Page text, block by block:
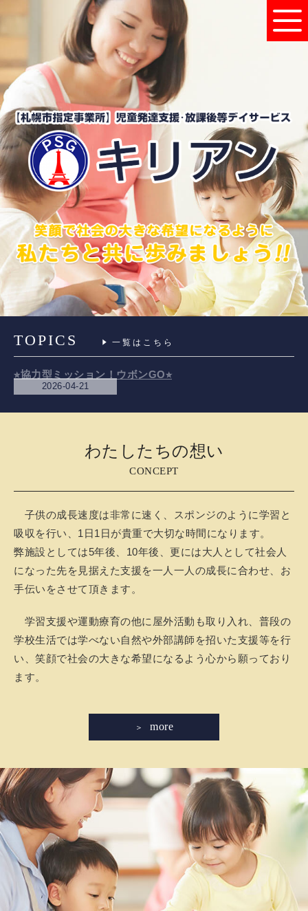
TOPICS 一覧はこちら
2026-04-21
⭐︎バレンタインチョコ作り♡今年はチョコクランチ⭐︎
わたしたちの想い
CONCEPT
子供の成長速度は非常に速く、スポンジのように学習と
吸収を行い、1日1日が貴重で大切な時間になります。
弊施設としては5年後、10年後、更には大人として社会人
になった先を見据えた支援を一人一人の成長に合わせ、お
手伝いをさせて頂きます。
学習支援や運動療育の他に屋外活動も取り入れ、普段の
学校生活では学べない自然や外部講師を招いた支援等を行
い、笑顔で社会の大きな希望になるよう心から願っており
ます。
more